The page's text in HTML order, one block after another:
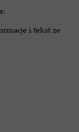
i tekst ze